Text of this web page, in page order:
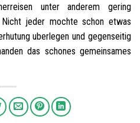
unter anderem gering
jeder mochte schon etwas
uberlegen und gegenseitig
das schones gemeinsames